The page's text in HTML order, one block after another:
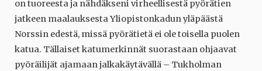
on tuoreesta ja nähdäkseni virheellisestä pyörätien
jatkeen maalauksesta Yliopistonkadun yläpäästä
Norssin edestä, missä pyörätietä ei ole toisella puolen
katua. Tällaiset katumerkinnät suorastaan ohjaavat
pyöräilijät ajamaan jalkakäytävällä – Tukholman